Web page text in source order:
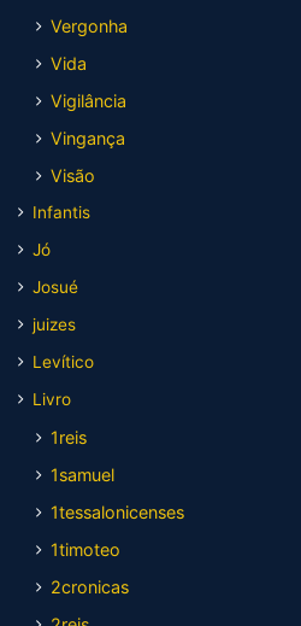
Vergonha
Vida
Vigilância
Vingança
Visão
Infantis
Jó
Josué
juizes
Levítico
Livro
1reis
1samuel
1tessalonicenses
1timoteo
2cronicas